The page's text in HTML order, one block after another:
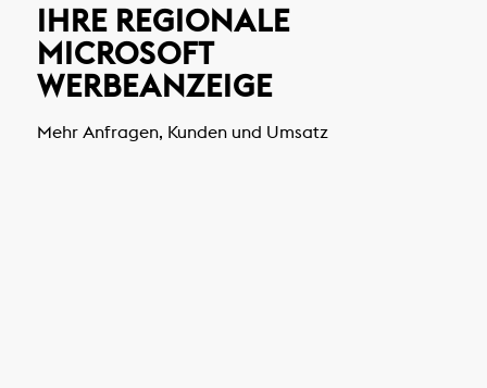
IHRE REGIONALE
MICROSOFT
WERBEANZEIGE
Mehr Anfragen, Kunden und Umsatz